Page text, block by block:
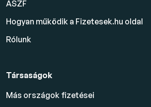
ÁSZF
Hogyan működik a Fizetesek.hu oldal
Rólunk
Társaságok
Más országok fizetései